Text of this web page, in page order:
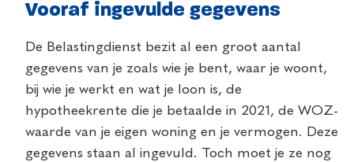
Vooraf ingevulde gegevens
De Belastingdienst bezit al een groot aantal
gegevens van je zoals wie je bent, waar je woont,
bij wie je werkt en wat je loon is, de
hypotheekrente die je betaalde in 2021, de WOZ-
waarde van je eigen woning en je vermogen. Deze
gegevens staan al ingevuld. Toch moet je ze nog